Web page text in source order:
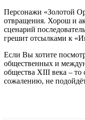
Персонажи «Золотой
отвращения. Хорош и
сценарий
грешит отсылками к
Если Вы хотите
общественных и
общества XIII века – то
сожалению, не